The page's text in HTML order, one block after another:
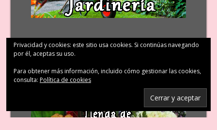
Privacidad y cookies: este sitio usa cookies. Si continúas navegando
por él, aceptas su uso.
Para obtener más información, incluido cómo gestionar las cookies,
consulta: Política de cookies